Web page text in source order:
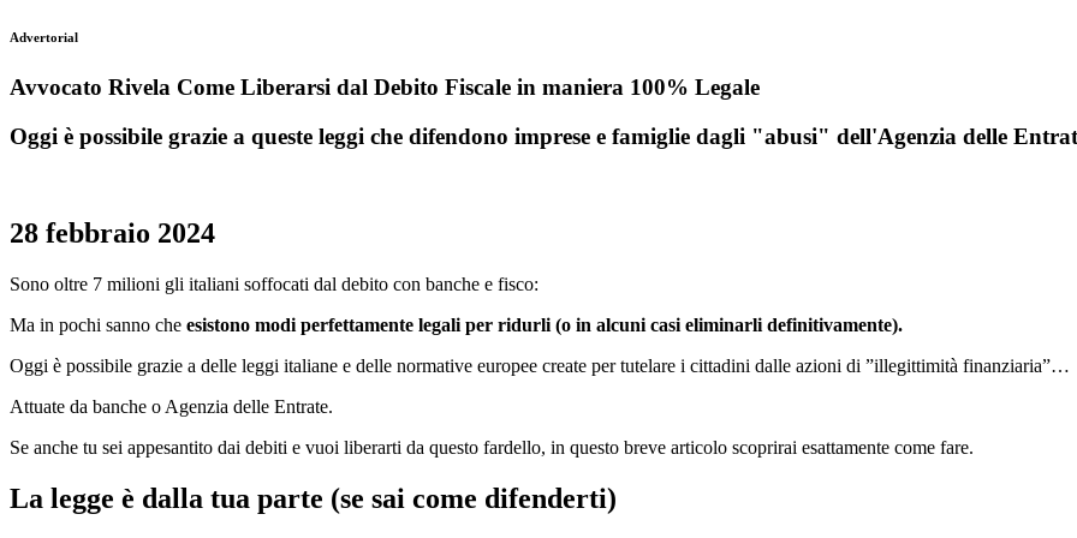
Advertorial
Avvocato Rivela Come Liberarsi dal Debito Fiscale in maniera 100% Legale
Oggi è possibile grazie a queste leggi che difendono imprese e famiglie dagli "abusi" dell'Agenzia delle
28 febbraio 2024
Sono oltre 7 milioni gli italiani soffocati dal debito con banche e fisco:
Ma in pochi sanno che esistono modi perfettamente legali per ridurli (o in alcuni casi eliminarli definitivamente).
Oggi è possibile grazie a delle leggi italiane e delle normative europee create per tutelare i cittadini dalle azioni di ”illegittimità finanziaria”…
Attuate da banche o Agenzia delle Entrate.
Se anche tu sei appesantito dai debiti e vuoi liberarti da questo fardello, in questo breve articolo scoprirai esattamente come fare.
La legge è dalla tua parte (se sai come difenderti)